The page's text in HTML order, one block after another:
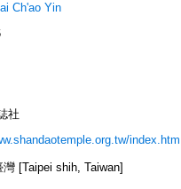
Ch'ao Yin
社
index.htm
[Taipei shih, Taiwan]